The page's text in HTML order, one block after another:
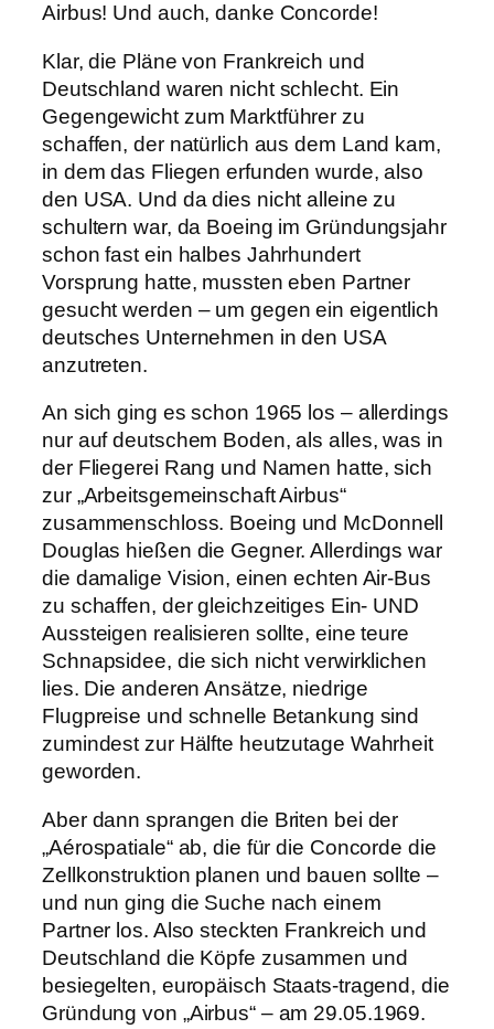
Airbus! Und auch, danke Concorde!
Klar, die Pläne von Frankreich und
Deutschland waren nicht schlecht. Ein
Gegengewicht zum Marktführer zu
schaffen, der natürlich aus dem Land kam,
in dem das Fliegen erfunden wurde, also
den USA. Und da dies nicht alleine zu
schultern war, da Boeing im Gründungsjahr
schon fast ein halbes Jahrhundert
Vorsprung hatte, mussten eben Partner
gesucht werden – um gegen ein eigentlich
deutsches Unternehmen in den USA
anzutreten.
An sich ging es schon 1965 los – allerdings
nur auf deutschem Boden, als alles, was in
der Fliegerei Rang und Namen hatte, sich
zur „Arbeitsgemeinschaft Airbus“
zusammenschloss. Boeing und McDonnell
Douglas hießen die Gegner. Allerdings war
die damalige Vision, einen echten Air-Bus
zu schaffen, der gleichzeitiges Ein- UND
Aussteigen realisieren sollte, eine teure
Schnapsidee, die sich nicht verwirklichen
lies. Die anderen Ansätze, niedrige
Flugpreise und schnelle Betankung sind
zumindest zur Hälfte heutzutage Wahrheit
geworden.
Aber dann sprangen die Briten bei der
„Aérospatiale“ ab, die für die Concorde die
Zellkonstruktion planen und bauen sollte –
und nun ging die Suche nach einem
Partner los. Also steckten Frankreich und
Deutschland die Köpfe zusammen und
besiegelten, europäisch Staats-tragend, die
Gründung von „Airbus“ – am 29.05.1969.